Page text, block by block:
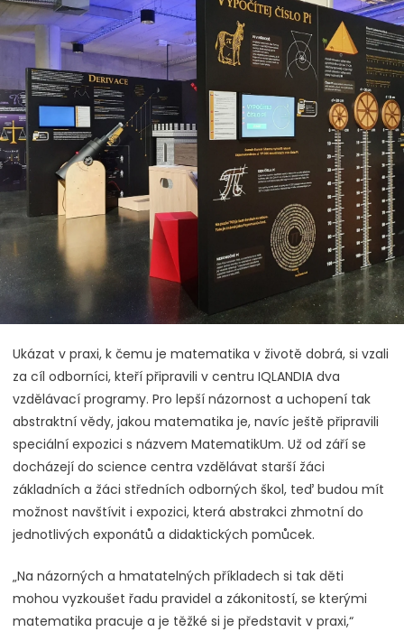
Ukázat v praxi, k čemu je matematika v životě dobrá, si vzali
za cíl odborníci, kteří připravili v centru IQLANDIA dva
vzdělávací programy. Pro lepší názornost a uchopení tak
abstraktní vědy, jakou matematika je, navíc ještě připravili
speciální expozici s názvem MatematikUm. Už od září se
docházejí do science centra vzdělávat starší žáci
základních a žáci středních odborných škol, teď budou mít
možnost navštívit i expozici, která abstrakci zhmotní do
jednotlivých exponátů a didaktických pomůcek.
„Na názorných a hmatatelných příkladech si tak děti
mohou vyzkoušet řadu pravidel a zákonitostí, se kterými
matematika pracuje a je těžké si je představit v praxi,“